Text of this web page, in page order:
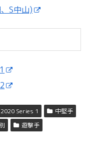
S中山)
2020 Series 1
中堅手
遊撃手